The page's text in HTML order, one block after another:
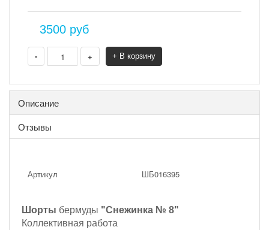
3500 руб
- + + В корзину
Описание
Отзывы
Артикул ШБ016395
Шорты бермуды "Снежинка № 8"
Коллективная работа